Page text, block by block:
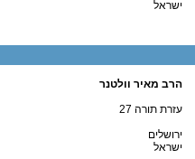
ישראל
הרב מאיר וולטנר
עזרת תורה 27
ירושלים
ישראל